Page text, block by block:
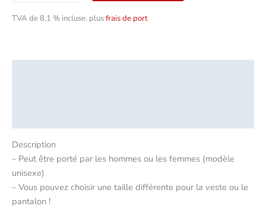
TVA de 8,1 % incluse. plusfrais de port
Description
– Peut être porté par les hommes ou les femmes (modèle
unisexe)
– Vous pouvez choisir une taille différente pour la veste ou le
pantalon !